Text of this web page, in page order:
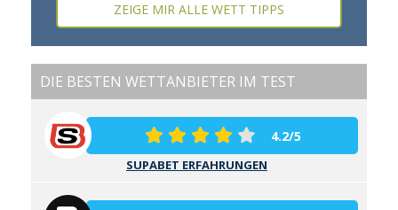
ZEIGE MIR ALLE WETT TIPPS
DIE BESTEN WETTANBIETER IM TEST
4.2/5
SUPABET ERFAHRUNGEN